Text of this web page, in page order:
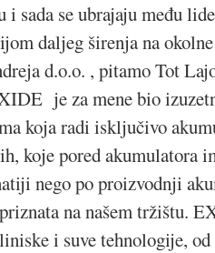
sada se ubrajaju među
daljeg širenja na
d.o.o. , pitamo Tot
je za mene bio
koja radi isključivo
koje pored akumulatora
nego po proizvodnji
na našem tržištu.
i suve tehnologije,